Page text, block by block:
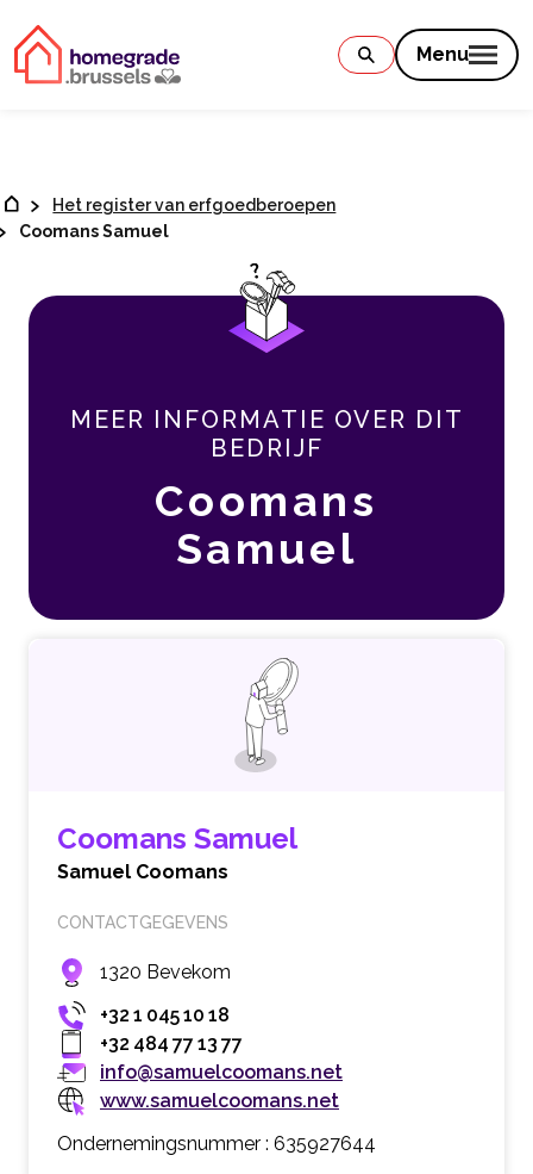
Menu
Het register van erfgoedberoepen
Coomans Samuel
MEER INFORMATIE OVER DIT
BEDRIJF
Coomans
Samuel
Coomans Samuel
Samuel Coomans
CONTACTGEGEVENS
1320 Bevekom
+32 1 045 10 18
+32 484 77 13 77
info@samuelcoomans.net
www.samuelcoomans.net
Ondernemingsnummer : 635927644